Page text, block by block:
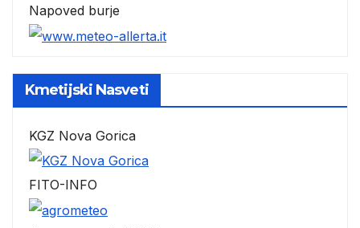
Napoved burje
Kmetijski Nasveti
KGZ Nova Gorica
FITO-INFO